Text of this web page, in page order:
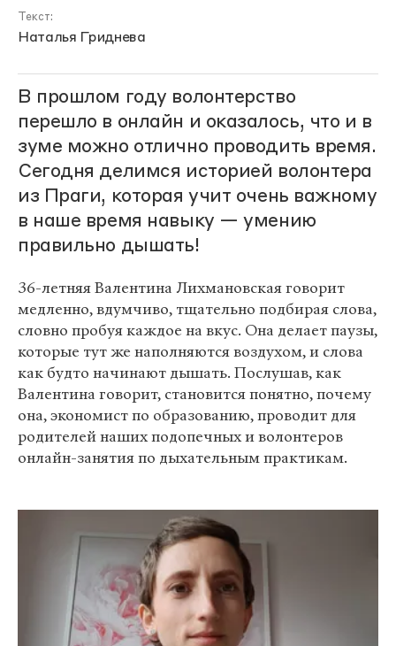
Текст:
Наталья Гриднева
В прошлом году волонтерство
перешло в онлайн и оказалось, что и в
зуме можно отлично проводить время.
Сегодня делимся историей волонтера
из Праги, которая учит очень важному
в наше время навыку — умению
правильно дышать!
36-летняя Валентина Лихмановская говорит
медленно, вдумчиво, тщательно подбирая слова,
словно пробуя каждое на вкус. Она делает паузы,
которые тут же наполняются воздухом, и слова
как будто начинают дышать. Послушав, как
Валентина говорит, становится понятно, почему
она, экономист по образованию, проводит для
родителей наших подопечных и волонтеров
онлайн-занятия по дыхательным практикам.